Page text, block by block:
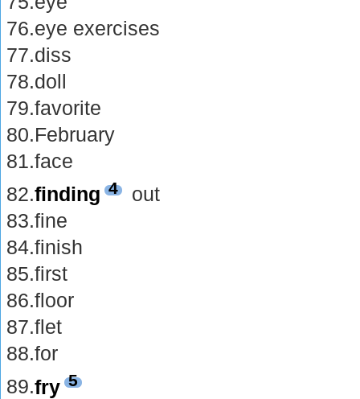
76.eye exercises
77.diss
78.doll
79.favorite
80.February
81.face
82.finding 4
out
83.fine
84.finish
85.first
86.floor
87.flet
88.for
89.fry 5